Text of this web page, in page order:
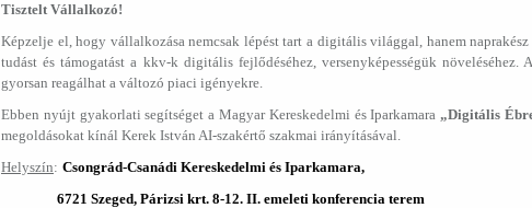
Tisztelt Vállalkozó!
Képzelje el, hogy vállalkozása nemcsak lépést tart a digitális világgal, hanem naprakész
tudást és támogatást a kkv-k digitális fejlődéséhez, versenyképességük
gyorsan reagálhat a változó piaci igényekre.
Ebben nyújt gyakorlati segítséget a Magyar Kereskedelmi és Iparkamara„Digitális
megoldásokat kínál Kerek István AI-szakértő szakmai irányításával.
Helyszín: Csongrád-Csanádi Kereskedelmi és Iparkamara,
6721 Szeged, Párizsi krt. 8-12. II. emeleti konferencia terem